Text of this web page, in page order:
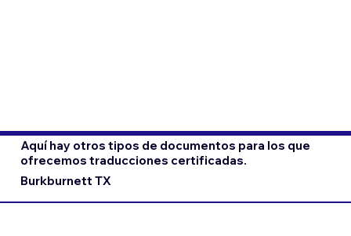
Aquí hay otros tipos de documentos para los que
ofrecemos traducciones certificadas.
Burkburnett TX